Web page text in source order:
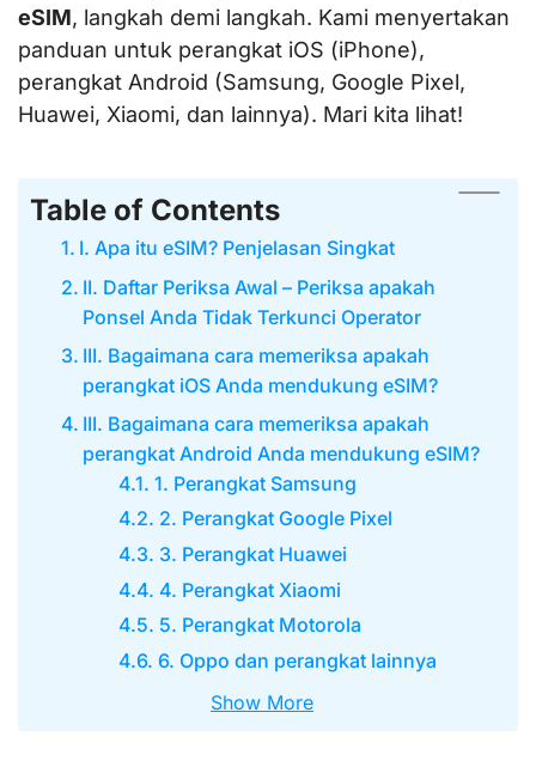
eSIM, langkah demi langkah. Kami menyertakan
panduan untuk perangkat iOS (iPhone),
perangkat Android (Samsung, Google Pixel,
Huawei, Xiaomi, dan lainnya). Mari kita lihat!
Table of Contents
I. Apa itu eSIM? Penjelasan Singkat
II. Daftar Periksa Awal – Periksa apakah
Ponsel Anda Tidak Terkunci Operator
III. Bagaimana cara memeriksa apakah
perangkat iOS Anda mendukung eSIM?
III. Bagaimana cara memeriksa apakah
perangkat Android Anda mendukung eSIM?
1. Perangkat Samsung
2. Perangkat Google Pixel
3. Perangkat Huawei
4. Perangkat Xiaomi
5. Perangkat Motorola
6. Oppo dan perangkat lainnya
Show More